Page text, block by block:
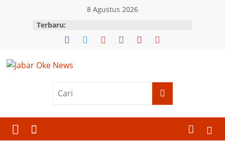
8 Agustus 2026
Terbaru:
News